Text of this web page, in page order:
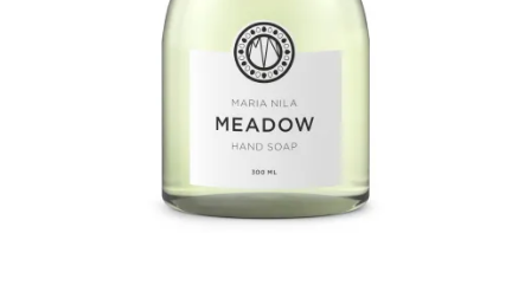
Jolen Creme Bleach 30ml
119 kr
LÄGG I VARUKORGEN